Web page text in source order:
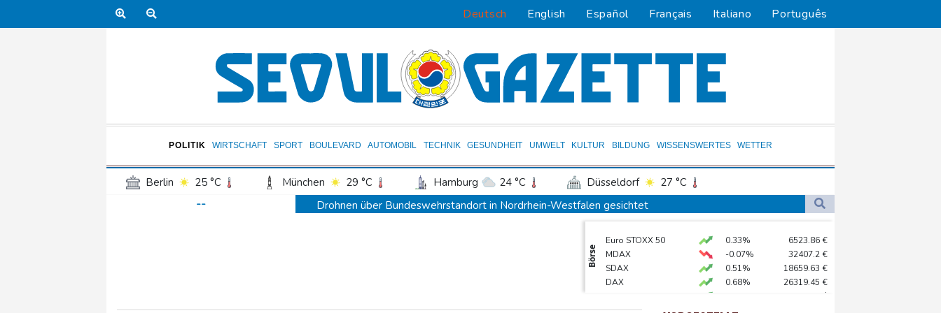
Deutsch English Español Français Italiano Português
POLITIK WIRTSCHAFT SPORT BOULEVARD AUTOMOBIL TECHNIK GESUNDHEIT UMWELT KULTUR BILDUNG WISSENSWERTES WETTER
Berlin 25 °C München 29 °C Hamburg 24 °C Düsseldorf
27 °C
Frankfurt am Main
Potsdam 24 °C Leipzig 26 °C Dortmund
Bremen
Wien
30 °C
--
Drohnen über Bundeswehrstandort in Nordrhein-Westfalen gesichtet
Selenskyj: Ukraine hat praktisch keine intakten Wärmekraftwerke mehr
Braunschweig nach Kantersieg in Magdeburg an der Spitze
Börse
Euro STOXX 50 0.33% 6523.86 €
MDAX
-0.07% 32407.2 €
SDAX
0.51% 18659.63 €
DAX
0.68% 26319.45 €
$
TecDAX
1.67%